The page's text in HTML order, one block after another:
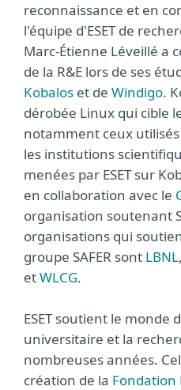
reconnaissance et en
l'équipe d'ESET de
Marc-Étienne Léveillé a
de la R&E lors de ses
Kobalos et de Windigo.
dérobée Linux qui cible
notamment ceux
les institutions
menées par ESET sur
en collaboration avec le
organisation soutenant
organisations qui
groupe SAFER sont LBNL,
etWLCG.
ESET soutient le monde
universitaire et la
nombreuses années.
création de la Fondation